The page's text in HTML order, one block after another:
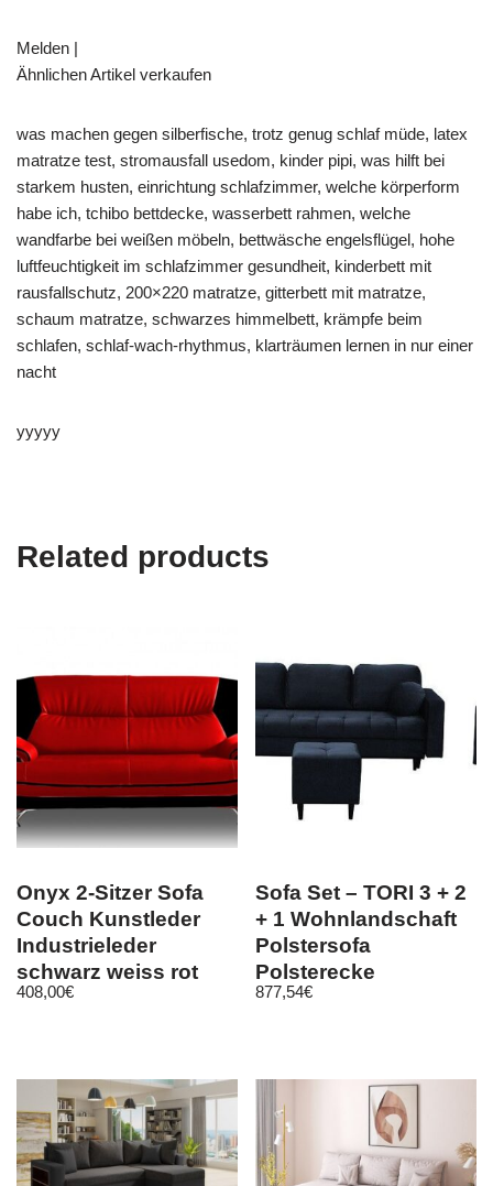
Melden |
Ähnlichen Artikel verkaufen
was machen gegen silberfische, trotz genug schlaf müde, latex
matratze test, stromausfall usedom, kinder pipi, was hilft bei
starkem husten, einrichtung schlafzimmer, welche körperform
habe ich, tchibo bettdecke, wasserbett rahmen, welche
wandfarbe bei weißen möbeln, bettwäsche engelsflügel, hohe
luftfeuchtigkeit im schlafzimmer gesundheit, kinderbett mit
rausfallschutz, 200×220 matratze, gitterbett mit matratze,
schaum matratze, schwarzes himmelbett, krämpfe beim
schlafen, schlaf-wach-rhythmus, klarträumen lernen in nur einer
nacht
yyyyy
Related products
Onyx 2-Sitzer Sofa
Couch Kunstleder
Industrieleder
schwarz weiss rot
emoebel24
408,00€
Sofa Set – TORI 3 + 2
+ 1 Wohnlandschaft
Polstersofa
Polsterecke
Schlaffunktion
877,54€